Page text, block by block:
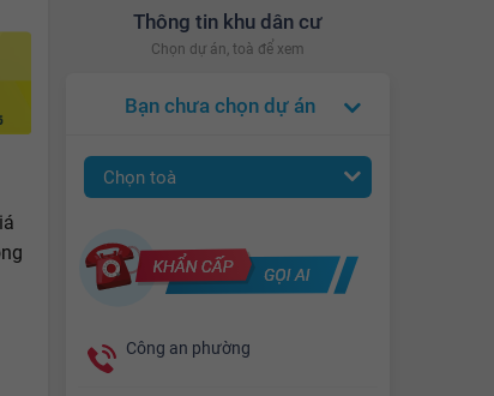
Thông tin khu dân cư
Chọn dự án, toà để xem
Bạn chưa chọn dự án
Chọn toà
Công an phường